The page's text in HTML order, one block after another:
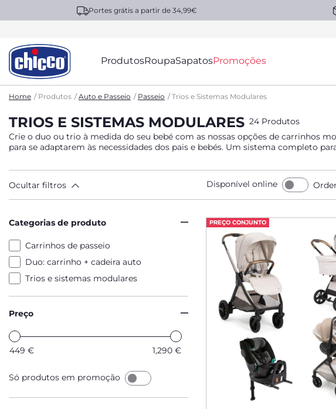
Portes grátis a partir de 34,99€
ProdutosRoupaSapatosPromoções
Home Produtos Auto e Passeio Passeio Trios e Sistemas Modulares
TRIOS E SISTEMAS MODULARES 24 Produtos
Crie o duo ou trio à medida do seu bebé com as nossas opções de carrinhos
para se adaptarem às necessidades dos pais e bebés. Um sistema completo
Ocultar filtros Disponível online
Categorias de produto
Carrinhos de passeio
Duo: carrinho + cadeira auto
Trios e sistemas modulares
Preço
449 € 1,290 €
Só produtos em promoção
PREÇO CONJUNTO